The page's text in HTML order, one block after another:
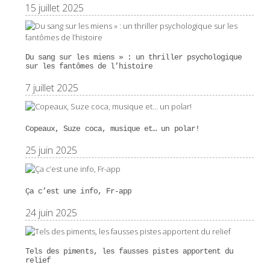
15 juillet 2025
Du sang sur les miens » : un thriller psychologique
sur les fantômes de l’histoire
7 juillet 2025
Copeaux, Suze coca, musique et… un polar!
25 juin 2025
Ça c’est une info, Fr-app
24 juin 2025
Tels des piments, les fausses pistes apportent du
relief